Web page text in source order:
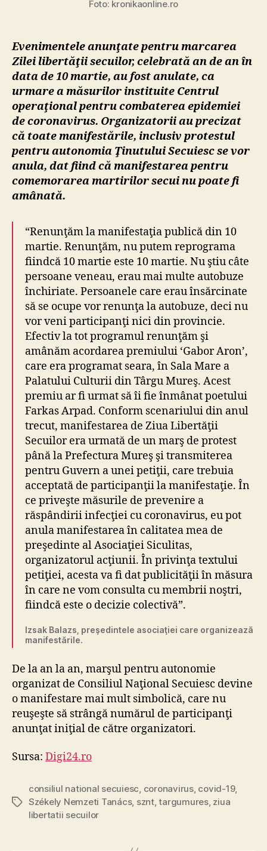
Foto: kronikaonline.ro
Evenimentele anunţate pentru marcarea
Zilei libertăţii secuilor, celebrată an de an în
data de 10 martie, au fost anulate, ca
urmare a măsurilor instituite Centrul
operaţional pentru combaterea epidemiei
de coronavirus. Organizatorii au precizat
că toate manifestările, inclusiv protestul
pentru autonomia Ţinutului Secuiesc se vor
anula, dat fiind că manifestarea pentru
comemorarea martirilor secui nu poate fi
amânată.
“Renunţăm la manifestaţia publică din 10
martie. Renunţăm, nu putem reprograma
fiindcă 10 martie este 10 martie. Nu ştiu câte
persoane veneau, erau mai multe autobuze
închiriate. Persoanele care erau însărcinate
să se ocupe vor renunţa la autobuze, deci nu
vor veni participanţi nici din provincie.
Efectiv la tot programul renunţăm şi
amânăm acordarea premiului ‘Gabor Aron’,
care era programat seara, în Sala Mare a
Palatului Culturii din Târgu Mureş. Acest
premiu ar fi urmat să îi fie înmânat poetului
Farkas Arpad. Conform scenariului din anul
trecut, manifestarea de Ziua Libertăţii
Secuilor era urmată de un marş de protest
până la Prefectura Mureş şi transmiterea
pentru Guvern a unei petiţii, care trebuia
acceptată de participanţii la manifestaţie. În
ce priveşte măsurile de prevenire a
răspândirii infecţiei cu coronavirus, eu pot
anula manifestarea în calitatea mea de
preşedinte al Asociaţiei Siculitas,
organizatorul acţiunii. În privinţa textului
petiţiei, acesta va fi dat publicităţii în măsura
în care ne vom consulta cu membrii noştri,
fiindcă este o decizie colectivă”.
Izsak Balazs, preşedintele asociaţiei care organizează
manifestările.
De la an la an, marşul pentru autonomie
organizat de Consiliul Naţional Secuiesc devine
o manifestare mai mult simbolică, care nu
reuşeşte să strângă numărul de participanţi
anunţat iniţial de către organizatori.
Sursa: Digi24.ro
Tags
consiliul national secuiesc, coronavirus, covid-19,
Székely Nemzeti Tanács, sznt,targumures, ziua
libertatii secuilor